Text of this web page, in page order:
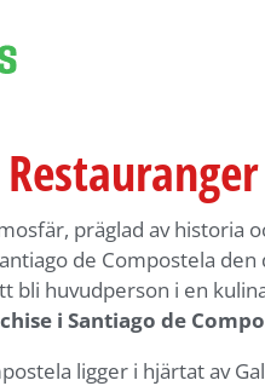
präglad av historia
de Compostela
bli huvudperson i en
i Santiago de
ligger i hjärtat av